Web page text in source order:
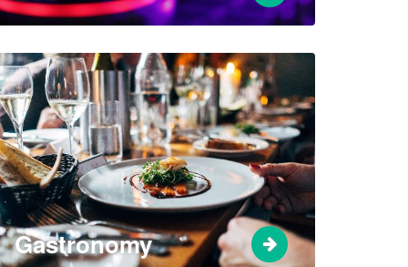
Gastronomy